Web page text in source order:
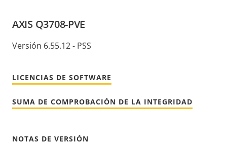
AXIS Q3708-PVE
Versión 6.55.12 - PSS
LICENCIAS DE SOFTWARE
SUMA DE COMPROBACIÓN DE LA INTEGRIDAD
NOTAS DE VERSIÓN